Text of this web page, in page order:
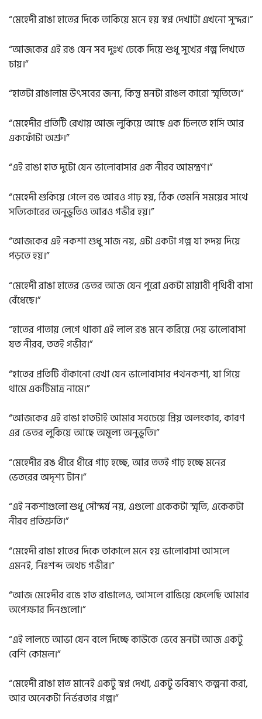
“মেহেদী রাঙা হাতের দিকে তাকিয়ে মনে হয় স্বপ্ন দেখাটা এখনো সুন্দর।”
“আজকের এই রঙ যেন সব দুঃখ ঢেকে দিয়ে শুধু সুখের গল্প লিখতে
চায়।”
“হাতটা রাঙালাম উৎসবের জন্য, কিন্তু মনটা রাঙল কারো স্মৃতিতে।”
“মেহেদীর প্রতিটি রেখায় আজ লুকিয়ে আছে এক চিলতে হাসি আর
একফোঁটা অশ্রু।”
“এই রাঙা হাত দুটো যেন ভালোবাসার এক নীরব আমন্ত্রণ।”
“মেহেদী শুকিয়ে গেলে রঙ আরও গাঢ় হয়, ঠিক তেমনি সময়ের সাথে
সত্যিকারের অনুভূতিও আরও গভীর হয়।”
“আজকের এই নকশা শুধু সাজ নয়, এটা একটা গল্প যা হৃদয় দিয়ে
পড়তে হয়।”
“মেহেদী রাঙা হাতের ভেতর আজ যেন পুরো একটা মায়াবী পৃথিবী বাসা
বেঁধেছে।”
“হাতের পাতায় লেগে থাকা এই লাল রঙ মনে করিয়ে দেয় ভালোবাসা
যত নীরব, ততই গভীর।”
“হাতের প্রতিটি বাঁকানো রেখা যেন ভালোবাসার পথনকশা, যা গিয়ে
থামে একটিমাত্র নামে।”
“আজকের এই রাঙা হাতটাই আমার সবচেয়ে প্রিয় অলংকার, কারণ
এর ভেতর লুকিয়ে আছে অমূল্য অনুভূতি।”
“মেহেদীর রঙ ধীরে ধীরে গাঢ় হচ্ছে, আর ততই গাঢ় হচ্ছে মনের
ভেতরের অদৃশ্য টান।”
“এই নকশাগুলো শুধু সৌন্দর্য নয়, এগুলো একেকটা স্মৃতি, একেকটা
নীরব প্রতিশ্রুতি।”
“মেহেদী রাঙা হাতের দিকে তাকালে মনে হয় ভালোবাসা আসলে
এমনই, নিঃশব্দ অথচ গভীর।”
“আজ মেহেদীর রঙে হাত রাঙালেও, আসলে রাঙিয়ে ফেলেছি আমার
অপেক্ষার দিনগুলো।”
“এই লালচে আভা যেন বলে দিচ্ছে কাউকে ভেবে মনটা আজ একটু
বেশি কোমল।”
“মেহেদী রাঙা হাত মানেই একটু স্বপ্ন দেখা, একটু ভবিষ্যৎ কল্পনা করা,
আর অনেকটা নির্ভরতার গল্প।”